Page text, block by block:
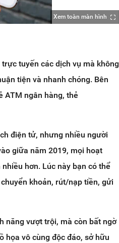
Xem toàn màn hình
tuyến các dịch vụ mà không
tiện và nhanh chóng. Bên
ATM ngân hàng, thẻ
điện tử, nhưng nhiều người
giữa năm 2019, mọi hoạt
hơn. Lúc này bạn có thể
khoản, rút/nạp tiền, gửi
năng vượt trội, mà còn bất ngờ
họa vô cùng độc đáo, sở hữu